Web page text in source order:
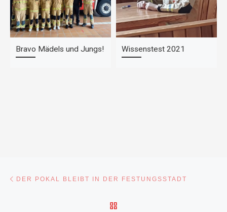
Bravo Mädels und Jungs! Wissenstest 2021
DER POKAL BLEIBT IN DER FESTUNGSSTADT